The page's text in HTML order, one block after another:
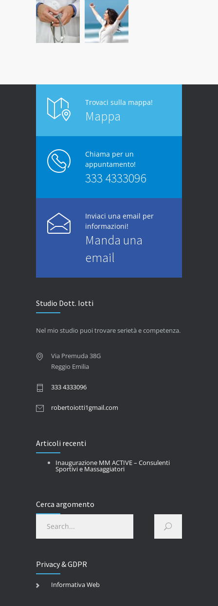
Trovaci sulla mappa!
Mappa
Chiama per un
appuntamento!
333 4333096
Inviaci una email per
informazioni!
Manda una
email
Studio Dott. Iotti
Nel mio studio puoi trovare serietà e competenza.
Via Premuda 38G
Reggio Emilia
333 4333096
robertoiotti1gmail.com
Articoli recenti
Inaugurazione MM ACTIVE – Consulenti
Sportivi e Massaggiatori
Cerca argomento
Privacy & GDPR
Informativa Web